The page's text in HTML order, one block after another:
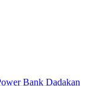
Bank Dadakan